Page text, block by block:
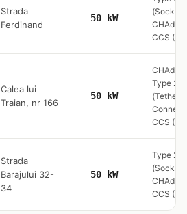
Strada
Ferdinand
50 kW
(Socket
CCS
Calea lui
Traian, nr 166
50 kW
Type 2
CCS
Strada
Barajului 32-
34
50 kW
Type 2
(Socket
CCS